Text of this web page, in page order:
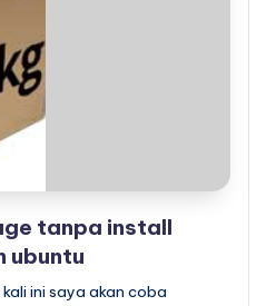
tanpa install
ubuntu
ini saya akan coba